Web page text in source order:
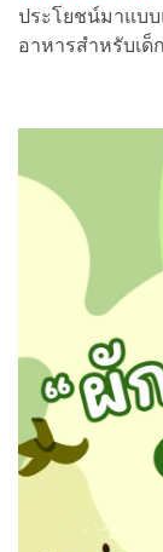
ประโยชน์มาแบ
อาหารสำหรับเด็